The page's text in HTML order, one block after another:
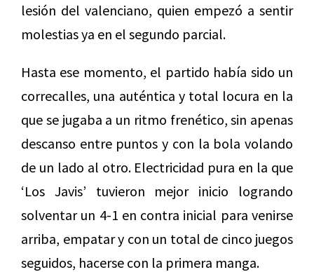
lesión del valenciano, quien empezó a sentir
molestias ya en el segundo parcial.
Hasta ese momento, el partido había sido un
correcalles, una auténtica y total locura en la
que se jugaba a un ritmo frenético, sin apenas
descanso entre puntos y con la bola volando
de un lado al otro. Electricidad pura en la que
‘Los Javis’ tuvieron mejor inicio logrando
solventar un 4-1 en contra inicial para venirse
arriba, empatar y con un total de cinco juegos
seguidos, hacerse con la primera manga.